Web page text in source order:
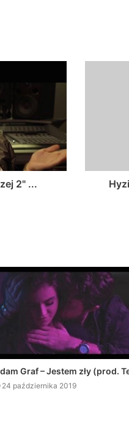
2" ...
Graf – Jestem zły (prod.
24 października 2019